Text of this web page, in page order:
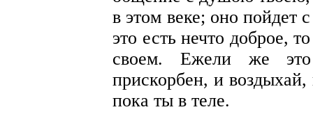
в этом веке; оно пойдет
это есть нечто доброе,
своем. Ежели же
прискорбен, и воздыхай,
пока ты в теле.